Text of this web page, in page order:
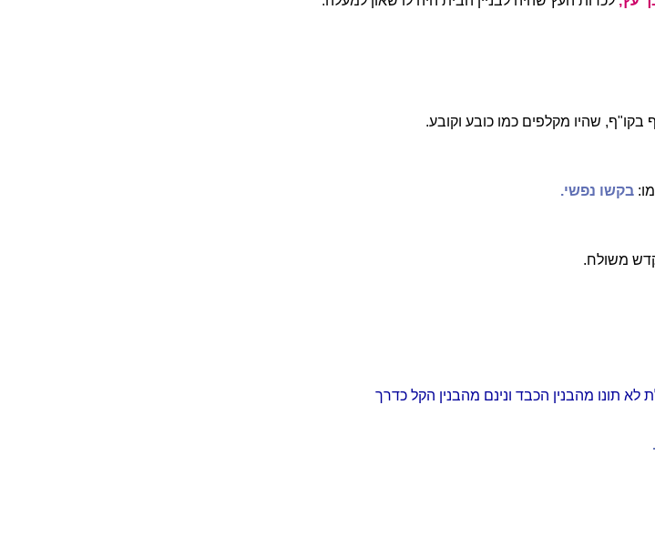
שהיו מקלפים כמו כובע וקובע.
בקשו נפשי.
משולח.
לא תונו מהבנין הכבד ונינם מהבנין הקל כדרך